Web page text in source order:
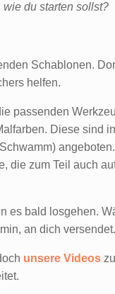
du starten sollst?
Schablonen.
helfen.
passenden
Diese sind
die zum Teil auch
es bald losgehen.
an dich versendet.
unsere Videos